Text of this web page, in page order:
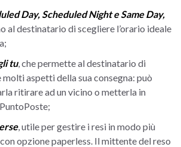
Day, Scheduled Night e Same Day,
al destinatario di scegliere l’orario ideale
tu, che permette al destinatario di
aspetti della sua consegna: può
ritirare ad un vicino o metterla in
, utile per gestire i resi in modo più
opzione paperless. Il mittente del reso